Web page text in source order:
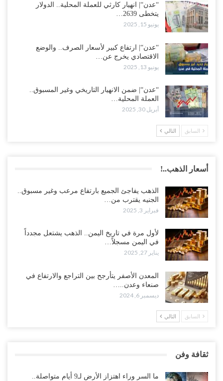
“عدن“| انهيار كارثي للعملة المحلية.. الدولار
يتخطى 2639…
يونيو 15, 2025
“عدن“| ارتفاع كبير لأسعار الصرف.. والوضع
الاقتصادي يخرج عن…
يونيو 13, 2025
“عدن“| ضمن الانهيار التاريخي وغير المسبوق..
العملة المحلية…
أبريل 30, 2025
السابق التالي
أسعار الذهب..!
الذهب يفاجئ الجميع بارتفاع مرعب وغير مسبوق..
الجنيه يقترب من…
فبراير 3, 2025
لأول مرة في تاريخ اليمن.. الذهب يشتعل مجدداً
في اليمن مسجلاً…
يناير 27, 2025
المعدن الأصفر يتأرجح بين التراجع والارتفاع في
صنعاء وعدن..…
ديسمبر 6, 2024
السابق التالي
ثقافة وفن
ما السر وراء اهتزاز الأرض لـ9 أيام متواصلة..